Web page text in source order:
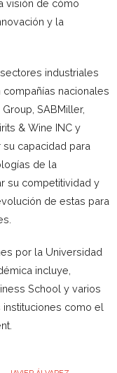
visión de cómo
y la
industriales
compañías nacionales
SABMiller,
& Wine INC y
capacidad para
de la
su competitividad y
de estas para
por la Universidad
incluye,
School y varios
como el